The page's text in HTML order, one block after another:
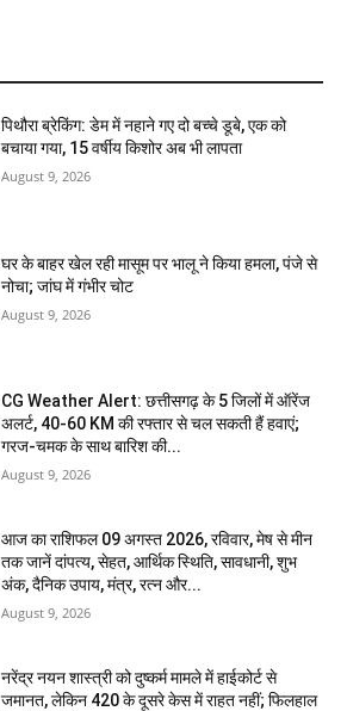
पिथौरा ब्रेकिंग: डेम में नहाने गए दो बच्चे डूबे, एक को
बचाया गया, 15 वर्षीय किशोर अब भी लापता
August 9, 2026
घर के बाहर खेल रही मासूम पर भालू ने किया हमला, पंजे से
नोचा; जांघ में गंभीर चोट
August 9, 2026
CG Weather Alert: छत्तीसगढ़ के 5 जिलों में ऑरेंज
अलर्ट, 40-60 KM की रफ्तार से चल सकती हैं हवाएं;
गरज-चमक के साथ बारिश की...
August 9, 2026
आज का राशिफल 09 अगस्त 2026, रविवार, मेष से मीन
तक जानें दांपत्य, सेहत, आर्थिक स्थिति, सावधानी, शुभ
अंक, दैनिक उपाय, मंत्र, रत्न और...
August 9, 2026
नरेंद्र नयन शास्त्री को दुष्कर्म मामले में हाईकोर्ट से
जमानत, लेकिन 420 के दूसरे केस में राहत नहीं; फिलहाल